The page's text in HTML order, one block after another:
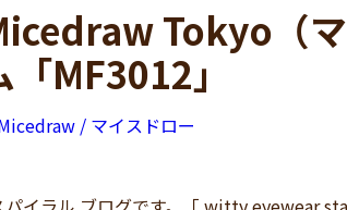
Tokyo（
MF3012」
/ マイスドロー